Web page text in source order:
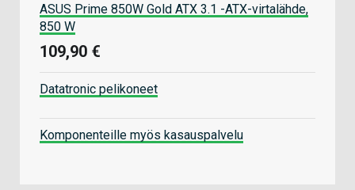
ASUS Prime 850W Gold ATX 3.1 -ATX-virtalähde,
850 W
109,90 €
Datatronic pelikoneet
Komponenteille myös kasauspalvelu